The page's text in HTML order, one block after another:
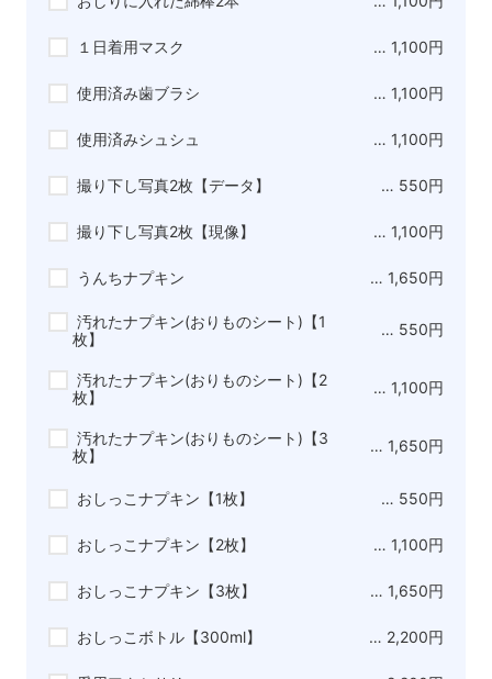
１日着用マスク … 1,100円
使用済み歯ブラシ … 1,100円
使用済みシュシュ … 1,100円
撮り下し写真2枚【データ】 … 550円
撮り下し写真2枚【現像】 … 1,100円
うんちナプキン … 1,650円
汚れたナプキン(おりものシート)【1
枚】
… 550円
汚れたナプキン(おりものシート)【2
枚】
… 1,100円
汚れたナプキン(おりものシート)【3
枚】
… 1,650円
おしっこナプキン【1枚】 … 550円
おしっこナプキン【2枚】 … 1,100円
おしっこナプキン【3枚】 … 1,650円
おしっこボトル【300ml】 … 2,200円